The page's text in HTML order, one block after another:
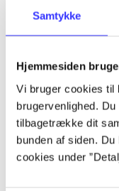
Samtykke
Hjemmesiden
Vi bruger cookies til
brugervenlighed.
tilbagetrække dit
bunden af siden.
cookies under
Artikler
...
...